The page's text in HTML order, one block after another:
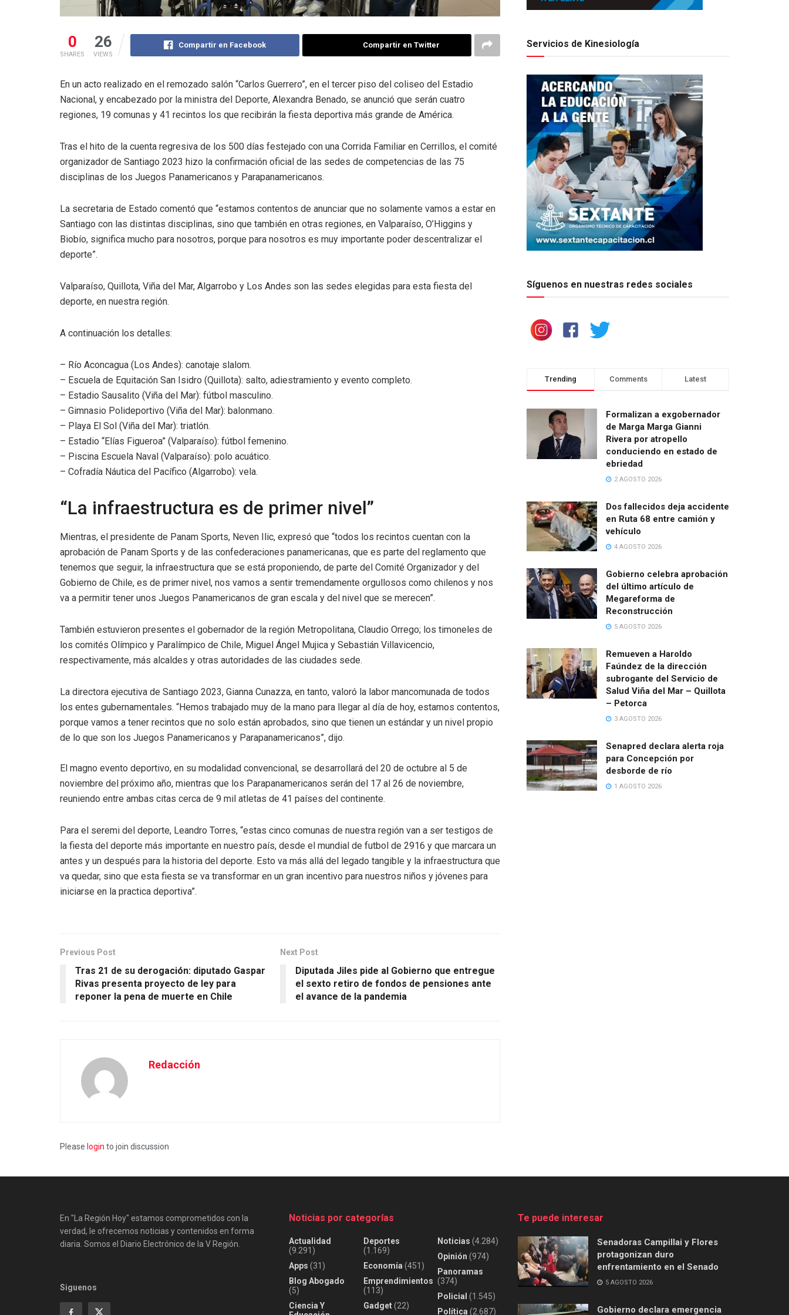
0
SHARES
26
VIEWS
Compartir en Facebook Compartir en Twitter
En un acto realizado en el remozado salón “Carlos Guerrero”, en el tercer piso del coliseo del Estadio
Nacional, y encabezado por la ministra del Deporte, Alexandra Benado, se anunció que serán cuatro
regiones, 19 comunas y 41 recintos los que recibirán la fiesta deportiva más grande de América.
Tras el hito de la cuenta regresiva de los 500 días festejado con una Corrida Familiar en Cerrillos, el comité
organizador de Santiago 2023 hizo la confirmación oficial de las sedes de competencias de las 75
disciplinas de los Juegos Panamericanos y Parapanamericanos.
La secretaria de Estado comentó que “estamos contentos de anunciar que no solamente vamos a estar en
Santiago con las distintas disciplinas, sino que también en otras regiones, en Valparaíso, O’Higgins y
Biobío, significa mucho para nosotros, porque para nosotros es muy importante poder descentralizar el
deporte”.
Valparaíso, Quillota, Viña del Mar, Algarrobo y Los Andes son las sedes elegidas para esta fiesta del
deporte, en nuestra región.
A continuación los detalles:
– Río Aconcagua (Los Andes): canotaje slalom.
– Escuela de Equitación San Isidro (Quillota): salto, adiestramiento y evento completo.
– Estadio Sausalito (Viña del Mar): fútbol masculino.
– Gimnasio Polideportivo (Viña del Mar): balonmano.
– Playa El Sol (Viña del Mar): triatlón.
– Estadio “Elías Figueroa” (Valparaíso): fútbol femenino.
– Piscina Escuela Naval (Valparaíso): polo acuático.
– Cofradía Náutica del Pacífico (Algarrobo): vela.
“La infraestructura es de primer nivel”
Mientras, el presidente de Panam Sports, Neven Ilic, expresó que “todos los recintos cuentan con la
aprobación de Panam Sports y de las confederaciones panamericanas, que es parte del reglamento que
tenemos que seguir, la infraestructura que se está proponiendo, de parte del Comité Organizador y del
Gobierno de Chile, es de primer nivel, nos vamos a sentir tremendamente orgullosos como chilenos y nos
va a permitir tener unos Juegos Panamericanos de gran escala y del nivel que se merecen”.
También estuvieron presentes el gobernador de la región Metropolitana, Claudio Orrego; los timoneles de
los comités Olímpico y Paralímpico de Chile, Miguel Ángel Mujica y Sebastián Villavicencio,
respectivamente, más alcaldes y otras autoridades de las ciudades sede.
La directora ejecutiva de Santiago 2023, Gianna Cunazza, en tanto, valoró la labor mancomunada de todos
los entes gubernamentales. “Hemos trabajado muy de la mano para llegar al día de hoy, estamos contentos,
porque vamos a tener recintos que no solo están aprobados, sino que tienen un estándar y un nivel propio
de lo que son los Juegos Panamericanos y Parapanamericanos”, dijo.
El magno evento deportivo, en su modalidad convencional, se desarrollará del 20 de octubre al 5 de
noviembre del próximo año, mientras que los Parapanamericanos serán del 17 al 26 de noviembre,
reuniendo entre ambas citas cerca de 9 mil atletas de 41 países del continente.
Para el seremi del deporte, Leandro Torres, “estas cinco comunas de nuestra región van a ser testigos de
la fiesta del deporte más importante en nuestro país, desde el mundial de futbol de 2916 y que marcara un
antes y un después para la historia del deporte. Esto va más allá del legado tangible y la infraestructura que
va quedar, sino que esta fiesta se va transformar en un gran incentivo para nuestros niños y jóvenes para
iniciarse en la practica deportiva”.
Previous Post
Tras 21 de su derogación: diputado Gaspar
Rivas presenta proyecto de ley para
reponer la pena de muerte en Chile
Next Post
Diputada Jiles pide al Gobierno que entregue
el sexto retiro de fondos de pensiones ante
el avance de la pandemia
Redacción
Please login to join discussion
Servicios de Kinesiología
Síguenos en nuestras redes sociales
Trending Comments Latest
Formalizan a exgobernador
de Marga Marga Gianni
Rivera por atropello
conduciendo en estado de
ebriedad
2 AGOSTO 2026
Dos fallecidos deja accidente
en Ruta 68 entre camión y
vehículo
4 AGOSTO 2026
Gobierno celebra aprobación
del último artículo de
Megareforma de
Reconstrucción
5 AGOSTO 2026
Remueven a Haroldo
Faúndez de la dirección
subrogante del Servicio de
Salud Viña del Mar – Quillota
– Petorca
3 AGOSTO 2026
Senapred declara alerta roja
para Concepción por
desborde de río
1 AGOSTO 2026
En "La Región Hoy" estamos comprometidos con la
verdad, le ofrecemos noticias y contenidos en forma
diaria. Somos el Diario Electrónico de la V Región.
Siguenos
Noticias por categorías
Actualidad
(9.291)
Apps (31)
Blog Abogado
(5)
Ciencia Y
Deportes
(1.169)
Economía (451)
Emprendimientos
(113)
Gadget(22)
Noticias (4.284)
Opinión (974)
Panoramas
(374)
Policial (1.545)
Política (2.687)
Te puede interesar
Senadoras Campillai y Flores
protagonizan duro
enfrentamiento en el Senado
5 AGOSTO 2026
Gobierno declara emergencia